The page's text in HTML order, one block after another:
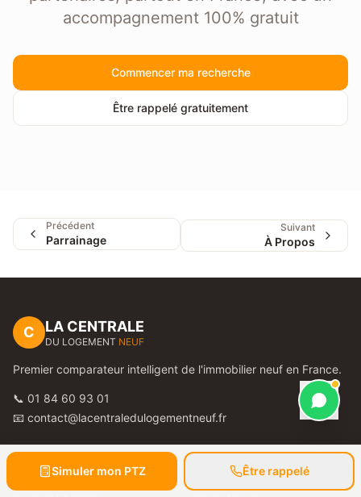
accompagnement 100% gratuit
Commencer ma recherche
Être rappelé gratuitement
Précédent
Parrainage
Suivant
À Propos
C LA CENTRALE
DU LOGEMENT NEUF
Premier comparateur intelligent de l'immobilier neuf en France.
📞 01 84 60 93 01
📧 contact@lacentraledulogementneuf.fr
Outils & Simulateurs Dispositifs fiscaux
Simuler mon PTZ Être rappelé